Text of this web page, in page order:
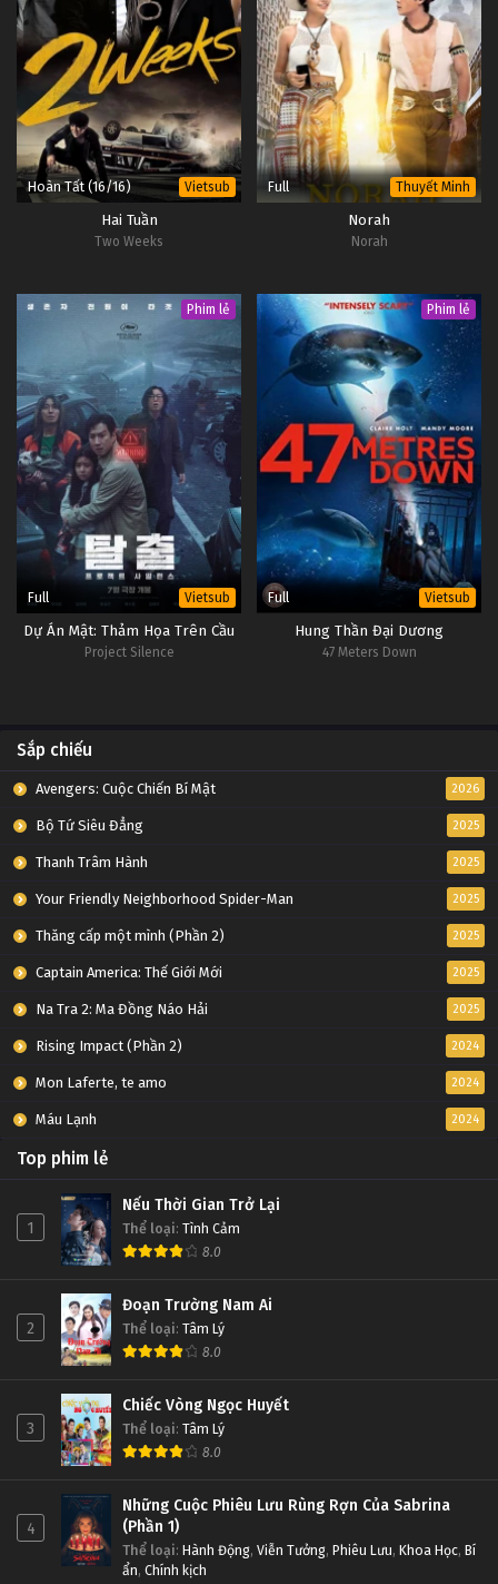
Hoàn Tất (16/16) Vietsub
Hai Tuần
Two Weeks
Full Thuyết Minh
Norah
Norah
Phim lẻ
Full Vietsub
Dự Án Mật: Thảm Họa Trên Cầu
Project Silence
Phim lẻ
Full Vietsub
Hung Thần Đại Dương
47 Meters Down
Sắp chiếu
Avengers: Cuộc Chiến Bí Mật 2026
Bộ Tứ Siêu Đẳng 2025
Thanh Trâm Hành 2025
Your Friendly Neighborhood Spider-Man 2025
Thăng cấp một mình (Phần 2) 2025
Captain America: Thế Giới Mới 2025
Na Tra 2: Ma Đồng Náo Hải 2025
Rising Impact (Phần 2) 2024
Mon Laferte, te amo 2024
Máu Lạnh 2024
Top phim lẻ
1
Nếu Thời Gian Trở Lại
Thể loại: Tình Cảm
8.0
2
Đoạn Trường Nam Ai
Thể loại: Tâm Lý
8.0
3
Chiếc Vòng Ngọc Huyết
Thể loại: Tâm Lý
8.0
4
Những Cuộc Phiêu Lưu Rùng Rợn Của Sabrina
(Phần 1)
Thể loại: Hành Động, Viễn Tưởng, Phiêu Lưu, Khoa Học, Bí
ẩn, Chính kịch